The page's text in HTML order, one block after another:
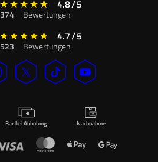
4.8/5
374 Bewertungen
4.7/5
523 Bewertungen
Bar bei Abholung Nachnahme